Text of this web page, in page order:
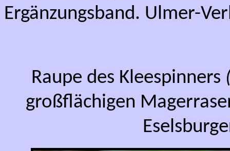
Ergänzungsband. Ulmer-
Raupe des Kleespinners
großflächigen